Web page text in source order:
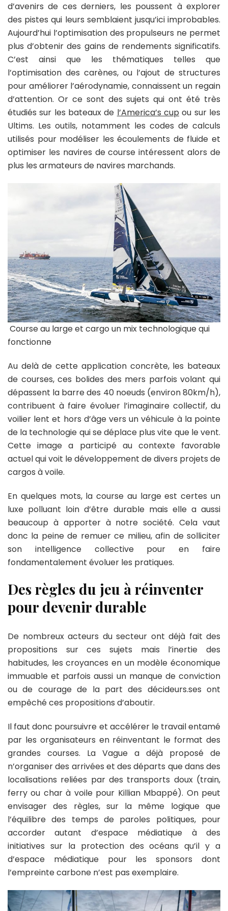
d’avenirs de ces derniers, les poussent à explorer
des pistes qui leurs semblaient jusqu’ici improbables.
Aujourd’hui l’optimisation des propulseurs ne permet
plus d’obtenir des gains de rendements significatifs.
C’est ainsi que les thématiques telles que
l’optimisation des carènes, ou l’ajout de structures
pour améliorer l’aérodynamie, connaissent un regain
d’attention. Or ce sont des sujets qui ont été très
étudiés sur les bateaux de l’America’s cup ou sur les
Ultims. Les outils, notamment les codes de calculs
utilisés pour modéliser les écoulements de fluide et
optimiser les navires de course intéressent alors de
plus les armateurs de navires marchands.
Course au large et cargo un mix technologique qui
fonctionne
Au delà de cette application concrète, les bateaux
de courses, ces bolides des mers parfois volant qui
dépassent la barre des 40 noeuds (environ 80km/h),
contribuent à faire évoluer l’imaginaire collectif, du
voilier lent et hors d’âge vers un véhicule à la pointe
de la technologie qui se déplace plus vite que le vent.
Cette image a participé au contexte favorable
actuel qui voit le développement de divers projets de
cargos à voile.
En quelques mots, la course au large est certes un
luxe polluant loin d’être durable mais elle a aussi
beaucoup à apporter à notre société. Cela vaut
donc la peine de remuer ce milieu, afin de solliciter
son intelligence collective pour en faire
fondamentalement évoluer les pratiques.
Des règles du jeu à réinventer
pour devenir durable
De nombreux acteurs du secteur ont déjà fait des
propositions sur ces sujets mais l’inertie des
habitudes, les croyances en un modèle économique
immuable et parfois aussi un manque de conviction
ou de courage de la part des décideurs.ses ont
empêché ces propositions d’aboutir.
Il faut donc poursuivre et accélérer le travail entamé
par les organisateurs en réinventant le format des
grandes courses. La Vague a déjà proposé de
n’organiser des arrivées et des départs que dans des
localisations reliées par des transports doux (train,
ferry ou char à voile pour Killian Mbappé). On peut
envisager des règles, sur la même logique que
l’équilibre des temps de paroles politiques, pour
accorder autant d’espace médiatique à des
initiatives sur la protection des océans qu’il y a
d’espace médiatique pour les sponsors dont
l’empreinte carbone n’est pas exemplaire.